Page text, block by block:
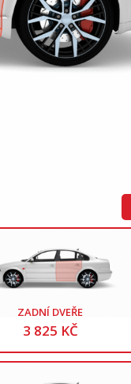
ZADNÍ DVEŘE
3 825 KČ